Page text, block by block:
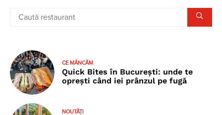
CE MÂNCĂM
Quick Bites în București: unde te
oprești când iei prânzul pe fugă
NOUTĂȚI